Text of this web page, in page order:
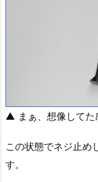
▲ まぁ、想像してた
この状態でネジ止め
す。